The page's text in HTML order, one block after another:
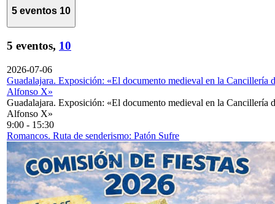
5 eventos 10
5 eventos, 10
2026-07-06
Guadalajara. Exposición: «El documento medieval en la Cancillería
Alfonso X»
Guadalajara. Exposición: «El documento medieval en la Cancillería
Alfonso X»
9:00 - 15:30
Romancos. Ruta de senderismo: Patón Sufre